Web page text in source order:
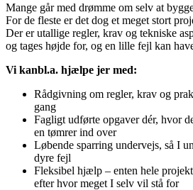
Mange går med drømme om selv at
For de fleste er det dog et meget stort
Der er utallige regler, krav og tekniske
og tages højde for, og en lille fejl kan
Vi kanbl.a. hjælpe jer med:
Rådgivning om regler, krav og
gang
Fagligt udførte opgaver dér, hvor
en tømrer ind over
Løbende sparring undervejs, så I
dyre fejl
Fleksibel hjælp – enten hele
efter hvor meget I selv vil stå for